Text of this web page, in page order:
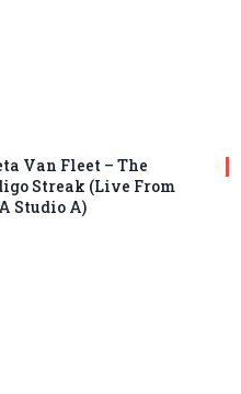
Van Fleet – The
Streak (Live From
Studio A)